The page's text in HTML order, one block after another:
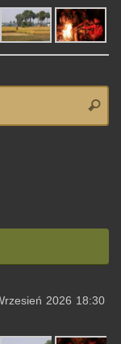
2026 18:30